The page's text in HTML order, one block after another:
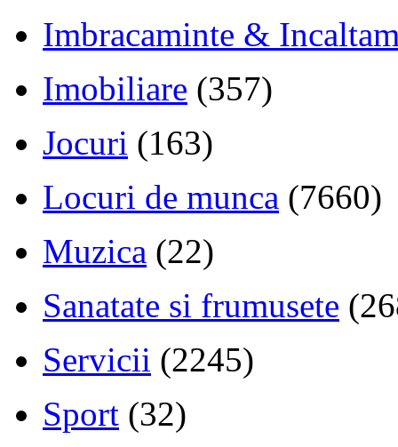
Imbracaminte &
Imobiliare (357)
Jocuri (163)
Locuri de munca (7660)
Muzica (22)
Sanatate si frumusete
Servicii (2245)
Sport (32)